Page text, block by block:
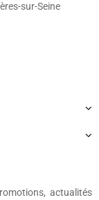
sur-Seine
actualités